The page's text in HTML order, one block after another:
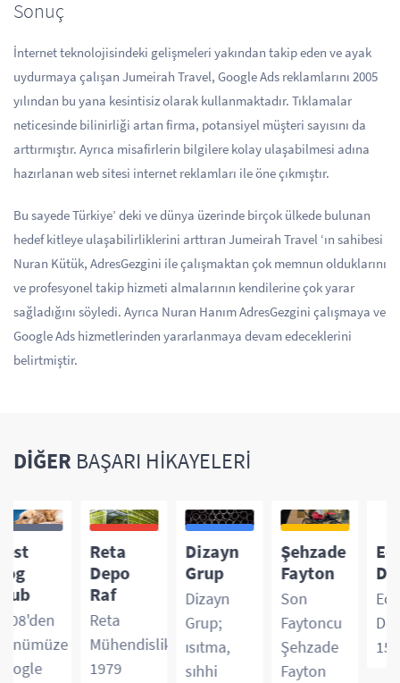
Sonuç
İnternet teknolojisindeki gelişmeleri yakından takip eden ve ayak
uydurmaya çalışan Jumeirah Travel, Google Ads reklamlarını 2005
yılından bu yana kesintisiz olarak kullanmaktadır. Tıklamalar
neticesinde bilinirliği artan firma, potansiyel müşteri sayısını da
arttırmıştır. Ayrıca misafirlerin bilgilere kolay ulaşabilmesi adına
hazırlanan web sitesi internet reklamları ile öne çıkmıştır.
Bu sayede Türkiye’ deki ve dünya üzerinde birçok ülkede bulunan
hedef kitleye ulaşabilirliklerini arttıran Jumeirah Travel ‘ın sahibesi
Nuran Kütük, AdresGezgini ile çalışmaktan çok memnun olduklarını
ve profesyonel takip hizmeti almalarının kendilerine çok yarar
sağladığını söyledi. Ayrıca Nuran Hanım AdresGezgini çalışmaya ve
Google Ads hizmetlerinden yararlanmaya devam edeceklerini
belirtmiştir.
DIĞER BAŞARI HIKAYELERI
Reta
Depo
Raf
Reta
Mühendislik,
1979
Dizayn
Grup
Grup;
ısıtma,
sıhhi
Şehzade
Fayton
Son
Faytoncu
Şehzade
Fayton
Eczane
Dekorasyon
Dekorasyon
15 yıldır